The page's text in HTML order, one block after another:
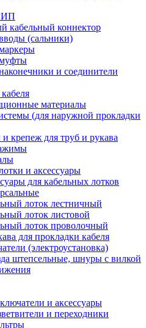
кабельный коннектор
(сальники)
и соединители
материалы
(для наружной прокладки
крепеж для труб и рукава
и аксессуары
для кабельных лотков
лоток лестничный
лоток листовой
лоток проволочный
для прокладки кабеля
(электроустановка)
штепсельные, шнуры с вилкой
и аксессуары
и переходники